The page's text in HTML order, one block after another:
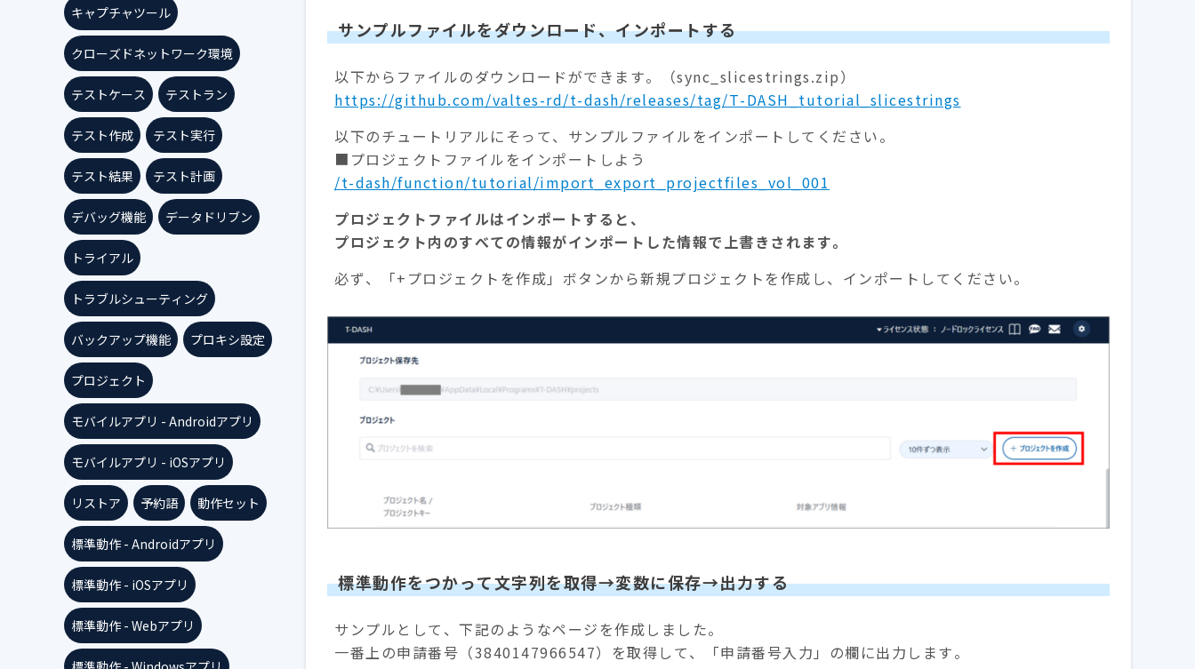
サンプルファイルをダウンロード、インポートする
以下からファイルのダウンロードができます。（sync_slicestrings.zip）
https://github.com/valtes-rd/t-dash/releases/tag/T-DASH_tutorial_slicestrings
以下のチュートリアルにそって、サンプルファイルをインポートしてください。
■プロジェクトファイルをインポートしよう
/t-dash/function/tutorial/import_export_projectfiles_vol_001
プロジェクトファイルはインポートすると、
プロジェクト内のすべての情報がインポートした情報で上書きされます。
必ず、「+プロジェクトを作成」ボタンから新規プロジェクトを作成し、インポートしてください。
標準動作をつかって文字列を取得→変数に保存→出力する
サンプルとして、下記のようなページを作成しました。
一番上の申請番号（3840147966547）を取得して、「申請番号入力」の欄に出力します。
キャプチャツール
クローズドネットワーク環境
テストケース テストラン
テスト作成 テスト実行
テスト結果 テスト計画
デバッグ機能 データドリブン
トライアル
トラブルシューティング
バックアップ機能 プロキシ設定
プロジェクト
モバイルアプリ - Androidアプリ
モバイルアプリ - iOSアプリ
リストア 予約語 動作セット
標準動作 - Androidアプリ
標準動作 - iOSアプリ
標準動作 - Webアプリ